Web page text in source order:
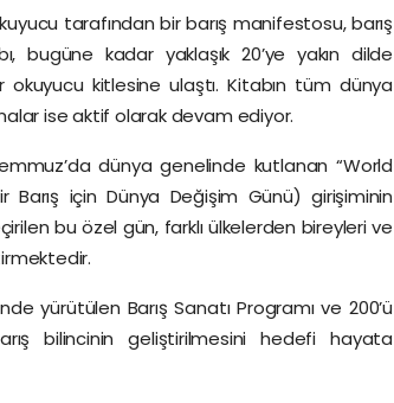
tarafından bir barış manifestosu, barış
bugüne kadar yaklaşık 20’ye yakın dilde
kitlesine ulaştı. Kitabın tüm dünya
ise aktif olarak devam ediyor.
dünya genelinde kutlanan “World
için Dünya Değişim Günü) girişiminin
bu özel gün, farklı ülkelerden bireyleri ve
yürütülen Barış Sanatı Programı ve 200’ü
bilincinin geliştirilmesini hedefi hayata